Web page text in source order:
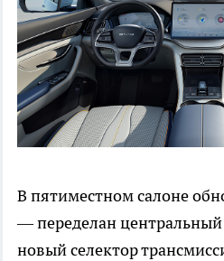
В пятиместном салоне
— переделан
новый селектор